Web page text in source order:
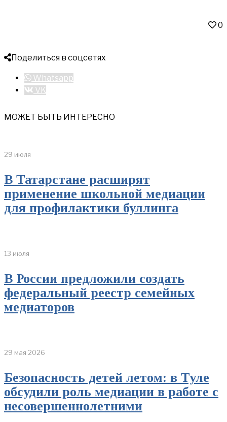
0
Поделиться в соцсетях
Whatsapp
VK
МОЖЕТ БЫТЬ ИНТЕРЕСНО
29 июля
В Татарстане расширят
применение школьной медиации
для профилактики буллинга
13 июля
В России предложили создать
федеральный реестр семейных
медиаторов
29 мая 2026
Безопасность детей летом: в Туле
обсудили роль медиации в работе с
несовершеннолетними